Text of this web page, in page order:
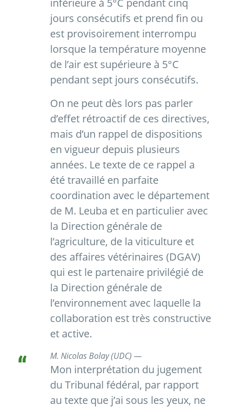
inférieure à 5°C pendant cinq
jours consécutifs et prend fin ou
est provisoirement interrompu
lorsque la température moyenne
de l’air est supérieure à 5°C
pendant sept jours consécutifs.
On ne peut dès lors pas parler
d’effet rétroactif de ces directives,
mais d’un rappel de dispositions
en vigueur depuis plusieurs
années. Le texte de ce rappel a
été travaillé en parfaite
coordination avec le département
de M. Leuba et en particulier avec
la Direction générale de
l’agriculture, de la viticulture et
des affaires vétérinaires (DGAV)
qui est le partenaire privilégié de
la Direction générale de
l’environnement avec laquelle la
collaboration est très constructive
et active.
M. Nicolas Bolay (UDC) —
Mon interprétation du jugement
du Tribunal fédéral, par rapport
au texte que j’ai sous les yeux, ne